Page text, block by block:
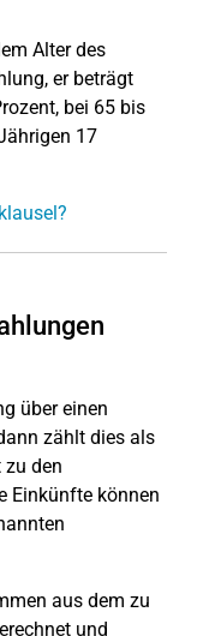
Alter des
er beträgt
bei 65 bis
17
über einen
zählt dies als
den
Einkünfte können
aus dem zu
und